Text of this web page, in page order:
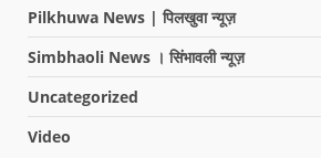
Pilkhuwa News | पिलखुवा न्यूज़
Simbhaoli News । सिंभावली न्यूज़
Uncategorized
Video